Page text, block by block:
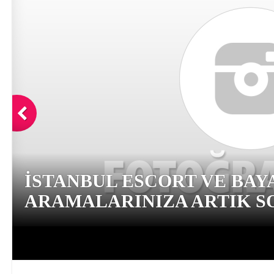
İSTANBUL ESCORT VE
ARAMALARINIZA ARTIK